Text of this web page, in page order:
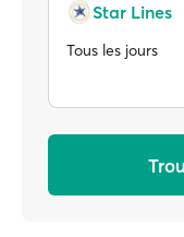
Star Lines
Tous les jours